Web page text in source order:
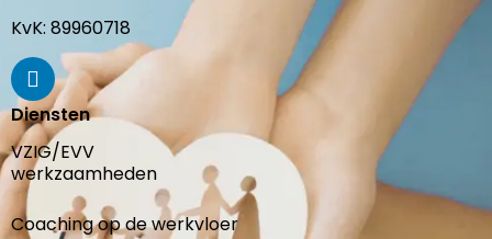
KvK: 89960718
Diensten
VZIG/EVV
werkzaamheden
Coaching op de werkvloer